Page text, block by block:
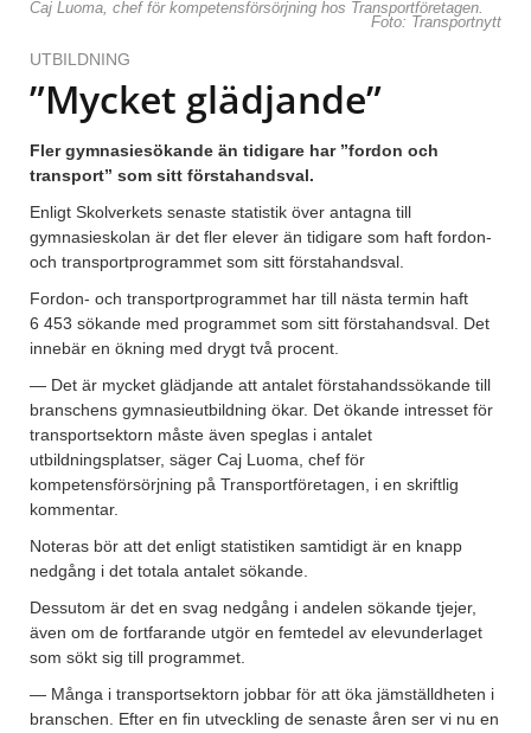
Caj Luoma, chef för kompetensförsörjning hos Transportföretagen.
Foto: Transportnytt
UTBILDNING
”Mycket glädjande”
Fler gymnasiesökande än tidigare har ”fordon och
transport” som sitt förstahandsval.
Enligt Skolverkets senaste statistik över antagna till
gymnasieskolan är det fler elever än tidigare som haft fordon-
och transportprogrammet som sitt förstahandsval.
Fordon- och transportprogrammet har till nästa termin haft
6 453 sökande med programmet som sitt förstahandsval. Det
innebär en ökning med drygt två procent.
— Det är mycket glädjande att antalet förstahandssökande till
branschens gymnasieutbildning ökar. Det ökande intresset för
transportsektorn måste även speglas i antalet
utbildningsplatser, säger Caj Luoma, chef för
kompetensförsörjning på Transportföretagen, i en skriftlig
kommentar.
Noteras bör att det enligt statistiken samtidigt är en knapp
nedgång i det totala antalet sökande.
Dessutom är det en svag nedgång i andelen sökande tjejer,
även om de fortfarande utgör en femtedel av elevunderlaget
som sökt sig till programmet.
— Många i transportsektorn jobbar för att öka jämställdheten i
branschen. Efter en fin utveckling de senaste åren ser vi nu en